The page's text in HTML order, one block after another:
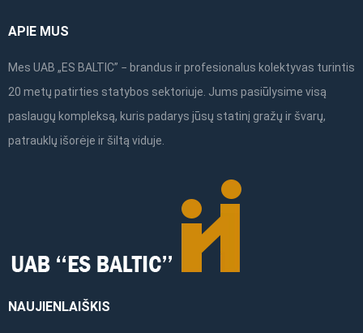
APIE MUS
Mes UAB „ES BALTIC” − brandus ir profesionalus kolektyvas turintis
20 metų patirties statybos sektoriuje. Jums pasiūlysime visą
paslaugų kompleksą, kuris padarys jūsų statinį gražų ir švarų,
patrauklų išorėje ir šiltą viduje.
NAUJIENLAIŠKIS